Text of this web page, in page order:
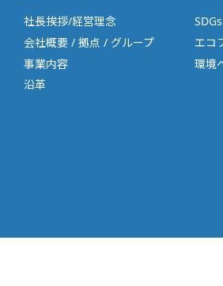
社長挨拶/経営理念
会社概要 / 拠点 / グループ
事業内容
沿革
SDGs
エコ
環境